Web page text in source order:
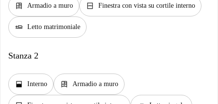
dresser Armadio a muro window_closed Finestra con vista su cortile interno
airline_seat_flat Letto matrimoniale
Stanza 2
window_open Interno dresser Armadio a muro